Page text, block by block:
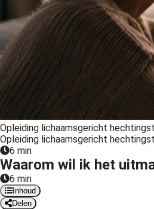
Opleiding lichaamsgericht
Opleiding lichaamsgericht
6 min
Waarom wil ik het
6 min
Inhoud
Delen